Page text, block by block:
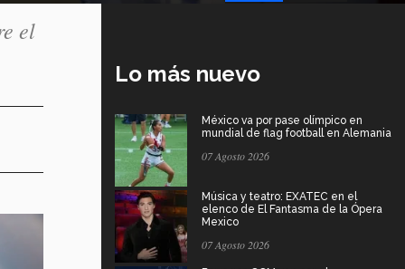
el
Lo más nuevo
México va por pase olímpico en
mundial de flag football en Alemania
07 Agosto 2026
Música y teatro: EXATEC en el
elenco de El Fantasma de la Ópera
Mexico
07 Agosto 2026